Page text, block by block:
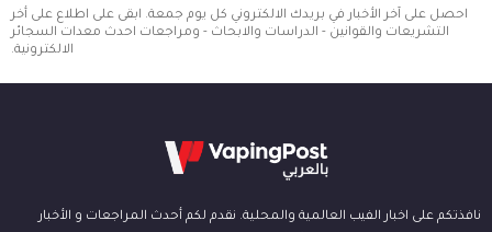
احصل على آخر الأخبار في بريدك الالكتروني كل يوم جمعة. ابقى على اطلاع على أخر
التشريعات والقوانين - الدراسات والابحاث - ومراجعات احدث معدات السجائر
الالكترونية.
نافذتكم على اخبار الفيب العالمية والمحلية. نقدم لكم أحدث المراجعات و الأخبار